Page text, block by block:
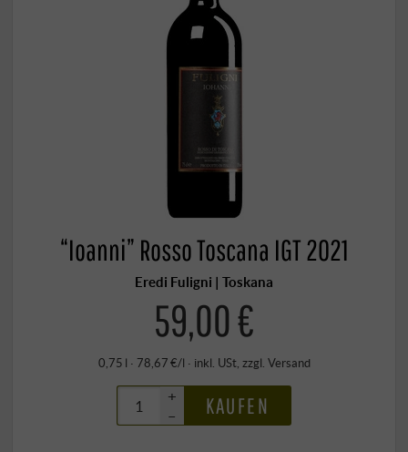
“Ioanni” Rosso Toscana IGT 2021
Eredi Fuligni | Toskana
59,00 €
0,75 l · 78,67 €/l · inkl. USt, zzgl. Versand
+
–
KAUFEN